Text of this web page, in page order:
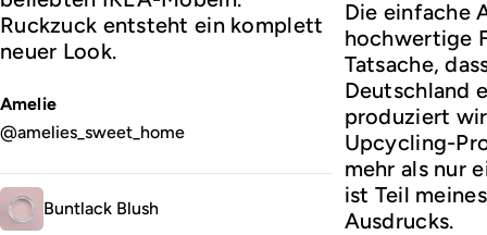
Ruckzuck entsteht ein komplett
neuer Look.
Amelie
@amelies_sweet_home
Buntlack Blush
Die einfache
hochwertige
Tatsache,
Deutschland
produziert
Upcycling-
mehr als nur
ist Teil
Ausdrucks.